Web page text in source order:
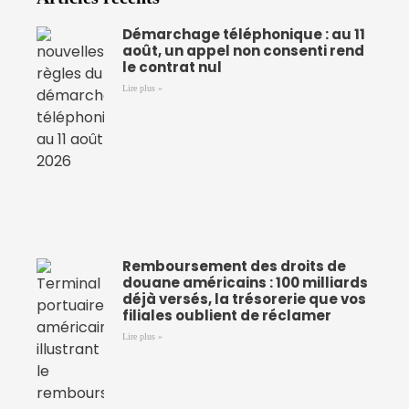
Démarchage téléphonique : au 11
août, un appel non consenti rend
le contrat nul
Lire plus »
Remboursement des droits de
douane américains : 100 milliards
déjà versés, la trésorerie que vos
filiales oublient de réclamer
Lire plus »